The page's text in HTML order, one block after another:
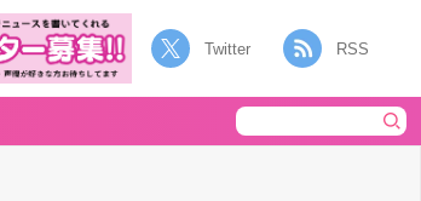
Twitter RSS